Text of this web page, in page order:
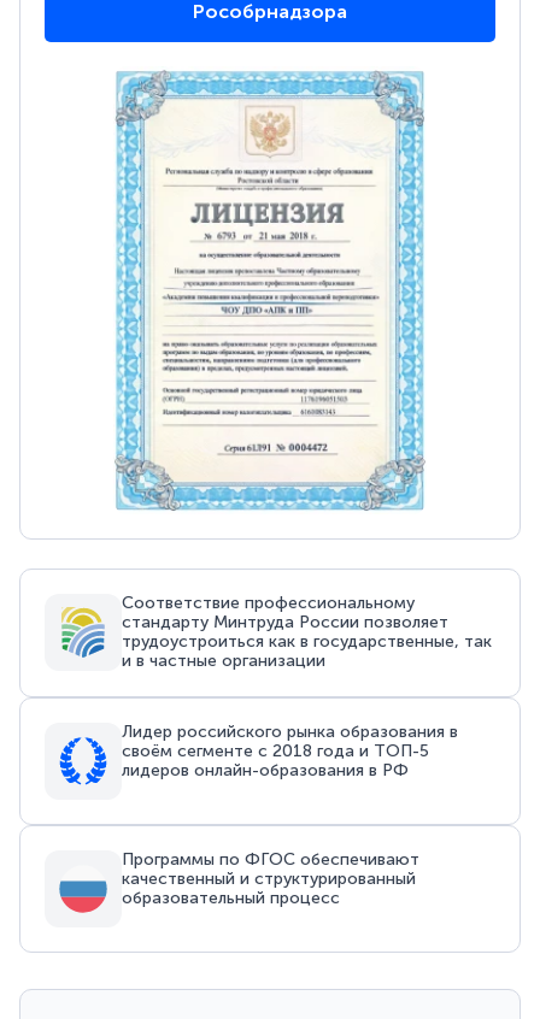
Рособрнадзора
Соответствие профессиональному
стандарту Минтруда России позволяет
трудоустроиться как в государственные, так
и в частные организации
Лидер российского рынка образования в
своём сегменте с 2018 года и ТОП-5
лидеров онлайн-образования в РФ
Программы по ФГОС обеспечивают
качественный и структурированный
образовательный процесс